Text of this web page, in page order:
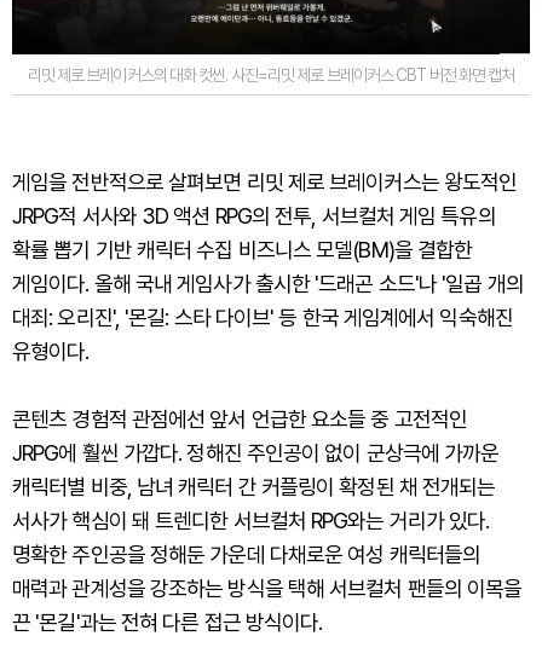
리밋 제로 브레이커스의 대화 컷씬. 사진=리밋 제로 브레이커스 CBT 버전 화면 캡처
게임을 전반적으로 살펴보면 리밋 제로 브레이커스는 왕도적인
JRPG적 서사와 3D 액션 RPG의 전투, 서브컬처 게임 특유의
확률 뽑기 기반 캐릭터 수집 비즈니스 모델(BM)을 결합한
게임이다. 올해 국내 게임사가 출시한 '드래곤 소드'나 '일곱 개의
대죄: 오리진', '몬길: 스타 다이브' 등 한국 게임계에서 익숙해진
유형이다.
콘텐츠 경험적 관점에선 앞서 언급한 요소들 중 고전적인
JRPG에 훨씬 가깝다. 정해진 주인공이 없이 군상극에 가까운
캐릭터별 비중, 남녀 캐릭터 간 커플링이 확정된 채 전개되는
서사가 핵심이 돼 트렌디한 서브컬처 RPG와는 거리가 있다.
명확한 주인공을 정해둔 가운데 다채로운 여성 캐릭터들의
매력과 관계성을 강조하는 방식을 택해 서브컬처 팬들의 이목을
끈 '몬길'과는 전혀 다른 접근 방식이다.